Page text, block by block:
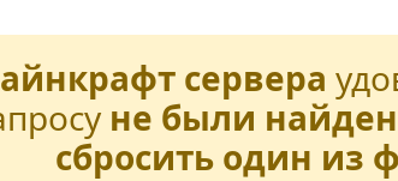
сервера
не были
сбросить один из